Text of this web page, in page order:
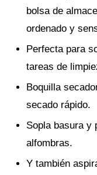
bolsa de
ordenado y
Perfecta para
tareas de
Boquilla
secado rápido.
Sopla basura y
alfombras.
Y también